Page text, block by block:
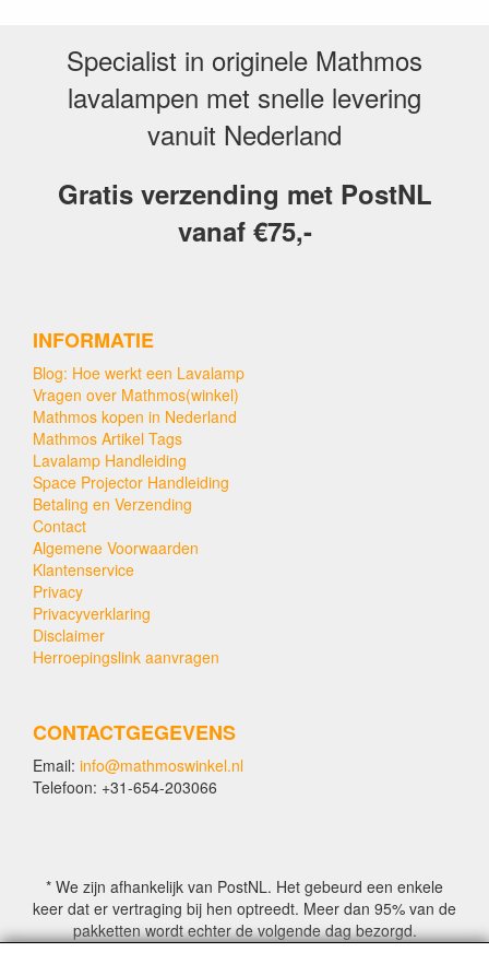
Specialist in originele Mathmos
lavalampen met snelle levering
vanuit Nederland
Gratis verzending met PostNL
vanaf €75,-
INFORMATIE
Blog: Hoe werkt een Lavalamp
Vragen over Mathmos(winkel)
Mathmos kopen in Nederland
Mathmos Artikel Tags
Lavalamp Handleiding
Space Projector Handleiding
Betaling en Verzending
Contact
Algemene Voorwaarden
Klantenservice
Privacy
Privacyverklaring
Disclaimer
Herroepingslink aanvragen
CONTACTGEGEVENS
Email: info@mathmoswinkel.nl
Telefoon: +31-654-203066
* We zijn afhankelijk van PostNL. Het gebeurd een enkele
keer dat er vertraging bij hen optreedt. Meer dan 95% van de
pakketten wordt echter de volgende dag bezorgd.